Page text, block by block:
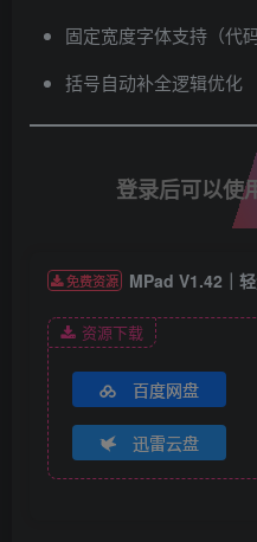
固定宽度字体支持（代
括号自动补全逻辑优化
登录后可以使
免费资源 MPad V1.42｜
资源下载
百度网盘
迅雷云盘